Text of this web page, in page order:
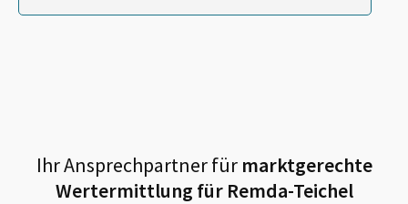
Ihr Ansprechpartner fürmarktgerechte
Wertermittlung für Remda-Teichel